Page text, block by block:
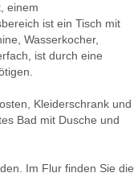
einem
ist ein Tisch mit
Wasserkocher,
ist durch eine
Kleiderschrank und
Bad mit Dusche und
Im Flur finden Sie die